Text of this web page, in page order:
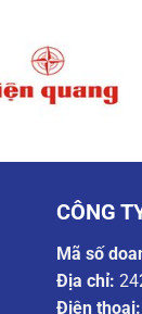
CÔNG
Mã số
Địa chỉ:
Điện thoại: